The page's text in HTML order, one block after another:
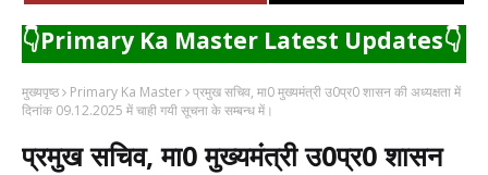
👇Primary Ka Master Latest Updates👇
मुख्यपृष्ठ Primary Ka Master प्रमुख सचिव, मा0 मुख्यमंत्री उ0प्र0 शासन की अध्यक्षता में
दिनांक 09.12.2025 में चाही गयी सूचना के सम्बन्ध में।
प्रमुख सचिव, मा0 मुख्यमंत्री उ0प्र0 शासन